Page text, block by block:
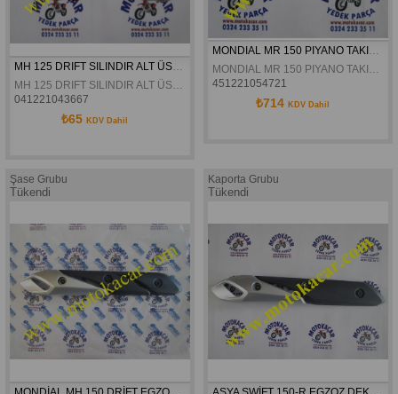
MH 125 DRIFT SILINDIR ALT ÜST CONTA
MH 125 DRIFT SILINDIR ALT ÜST CONTA
041221043667
₺65 KDV Dahil
MONDIAL MR 150 PIYANO TAKIM BILYALI
MONDIAL MR 150 PIYANO TAKIM BILYALI
451221054721
₺714 KDV Dahil
Şase Grubu
Tükendi
Kaporta Grubu
Tükendi